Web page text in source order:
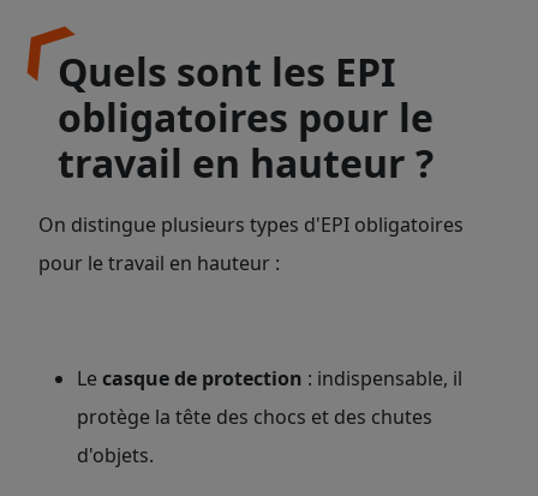
Quels sont les EPI
obligatoires pour le
travail en hauteur ?
On distingue plusieurs types d'EPI obligatoires
pour le travail en hauteur :
Le casque de protection : indispensable, il
protège la tête des chocs et des chutes
d'objets.